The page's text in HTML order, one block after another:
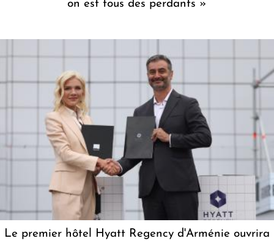
on est tous des perdants »
Le premier hôtel Hyatt Regency d'Arménie ouvrira